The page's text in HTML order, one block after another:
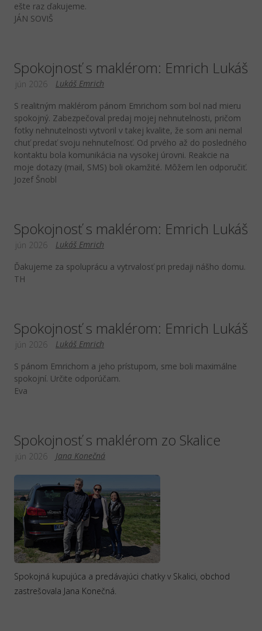
ešte raz ďakujeme.
JÁN SOVIŠ
Spokojnosť s maklérom: Emrich Lukáš
Lukáš Emrich
jún 2026
S realitným maklérom pánom Emrichom som bol nad mieru
spokojný. Zabezpečoval predaj mojej nehnutelnosti, pričom
fotky nehnutelnosti vytvoril v takej kvalite, že som ani nemal
chuť predať svoju nehnuteľnosť. Od prvého až do posledného
kontaktu bola komunikácia na vysokej úrovni. Reakcie na
moje dotazy (mail, SMS) boli okamžité. Môžem len odporučiť.
Jozef Šnobl
Spokojnosť s maklérom: Emrich Lukáš
Lukáš Emrich
jún 2026
Ďakujeme za spoluprácu a vytrvalosť pri predaji nášho domu.
TH
Spokojnosť s maklérom: Emrich Lukáš
Lukáš Emrich
jún 2026
S pánom Emrichom a jeho prístupom, sme boli maximálne
spokojní. Určite odporúčam.
Eva
Spokojnosť s maklérom zo Skalice
Jana Konečná
jún 2026
Spokojná kupujúca a predávajúci chatky v Skalici, obchod
zastrešovala Jana Konečná.